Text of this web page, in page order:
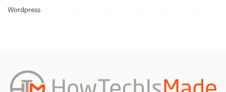
Wordpress